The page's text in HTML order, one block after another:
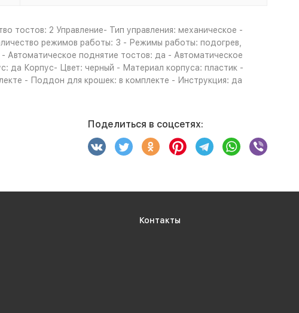
тостов: 2 Управление- Тип управления: механическое -
режимов работы: 3 - Режимы работы: подогрев,
Автоматическое поднятие тостов: да - Автоматическое
да Корпус- Цвет: черный - Материал корпуса: пластик -
- Поддон для крошек: в комплекте - Инструкция: да
Поделиться в соцсетях:
Контакты